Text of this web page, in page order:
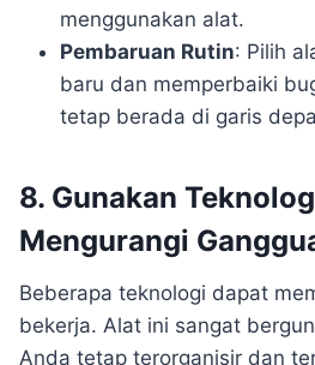
menggunakan alat.
Pembaruan Rutin: Pilih
baru dan memperbaiki
tetap berada di garis
8. Gunakan
Mengurangi
Beberapa teknologi dapat
bekerja. Alat ini sangat
Anda tetap terorganisir dan